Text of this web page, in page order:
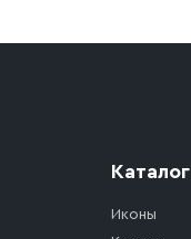
Каталог
Иконы